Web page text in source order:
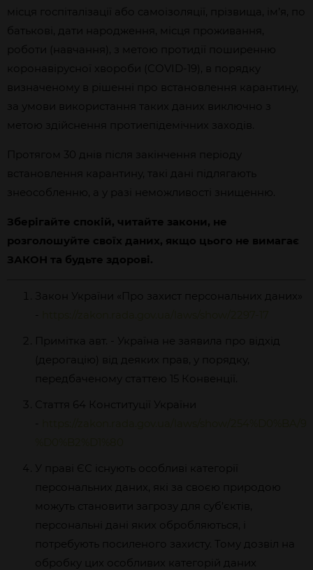
місця госпіталізації або самоізоляції, прізвища, ім’я, по
батькові, дати народження, місця проживання,
роботи (навчання), з метою протидії поширенню
коронавірусної хвороби (COVID-19), в порядку
визначеному в рішенні про встановлення карантину,
за умови використання таких даних виключно з
метою здійснення протиепідемічних заходів.
Протягом 30 днів після закінчення періоду
встановлення карантину, такі дані підлягають
знеособленню, а у разі неможливості знищенню.
Зберігайте спокій, читайте закони, не
розголошуйте своїх даних, якщо цього не вимагає
ЗАКОН та будьте здорові.
Закон України «Про захист персональних даних»
-
Примітка авт. - Україна не заявила про відхід
(дерогацію) від деяких прав, у порядку,
передбаченому статтею 15 Конвенції.
Стаття 64 Конституції України
-
У праві ЄС існують особливі категорії
персональних даних, які за своєю природою
можуть становити загрозу для суб’єктів,
персональні дані яких обробляються, і
потребують посиленого захисту. Тому дозвіл на
обробку цих особливих категорій даних